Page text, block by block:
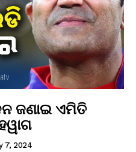
ଜଣାଇ ଏମିତି
7, 2024